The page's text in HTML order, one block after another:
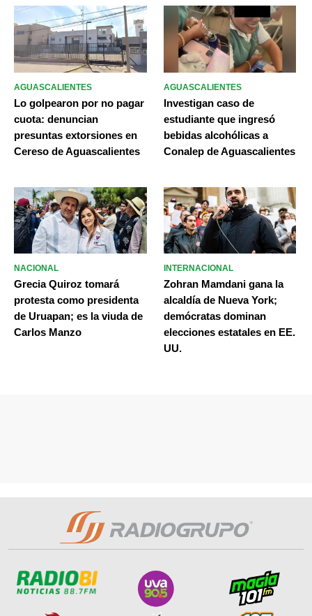
AGUASCALIENTES
Lo golpearon por no pagar
cuota: denuncian
presuntas extorsiones en
Cereso de Aguascalientes
AGUASCALIENTES
Investigan caso de
estudiante que ingresó
bebidas alcohólicas a
Conalep de Aguascalientes
NACIONAL
Grecia Quiroz tomará
protesta como presidenta
de Uruapan; es la viuda de
Carlos Manzo
INTERNACIONAL
Zohran Mamdani gana la
alcaldía de Nueva York;
demócratas dominan
elecciones estatales en EE.
UU.